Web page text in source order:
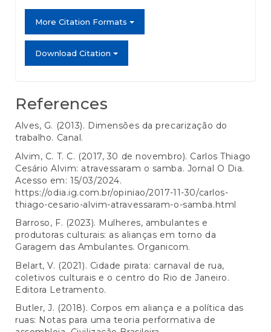
More Citation Formats
Download Citation
References
Alves, G. (2013). Dimensões da precarização do
trabalho. Canal.
Alvim, C. T. C. (2017, 30 de novembro). Carlos Thiago
Cesário Alvim: atravessaram o samba. Jornal O Dia.
Acesso em: 15/03/2024.
https://odia.ig.com.br/opiniao/2017-11-30/carlos-
thiago-cesario-alvim-atravessaram-o-samba.html
Barroso, F. (2023). Mulheres, ambulantes e
produtoras culturais: as alianças em torno da
Garagem das Ambulantes. Organicom.
Belart, V. (2021). Cidade pirata: carnaval de rua,
coletivos culturais e o centro do Rio de Janeiro.
Editora Letramento.
Butler, J. (2018). Corpos em aliança e a política das
ruas: Notas para uma teoria performativa de